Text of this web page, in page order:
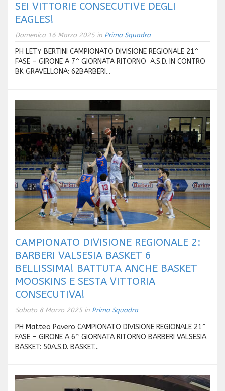
SEI VITTORIE CONSECUTIVE DEGLI
EAGLES!
Domenica 16 Marzo 2025 in Prima Squadra
PH LETY BERTINI CAMPIONATO DIVISIONE REGIONALE 21^
FASE - GIRONE A 7^ GIORNATA RITORNO A.S.D. IN CONTRO
BK GRAVELLONA: 62BARBERI...
CAMPIONATO DIVISIONE REGIONALE 2:
BARBERI VALSESIA BASKET 6
BELLISSIMA! BATTUTA ANCHE BASKET
MOOSKINS E SESTA VITTORIA
CONSECUTIVA!
Sabato 8 Marzo 2025 in Prima Squadra
PH Matteo Pavero CAMPIONATO DIVISIONE REGIONALE 21^
FASE - GIRONE A 6^ GIORNATA RITORNO BARBERI VALSESIA
BASKET: 50A.S.D. BASKET...